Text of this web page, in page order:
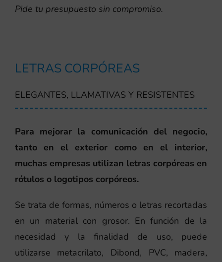
Pide tu presupuesto sin compromiso.
LETRAS CORPÓREAS
ELEGANTES, LLAMATIVAS Y RESISTENTES
Para mejorar la comunicación del negocio,
tanto en el exterior como en el interior,
muchas empresas utilizan letras corpóreas en
rótulos o logotipos corpóreos.
Se trata de formas, números o letras recortadas
en un material con grosor. En función de la
necesidad y la finalidad de uso, puede
utilizarse metacrilato, Dibond, PVC, madera,